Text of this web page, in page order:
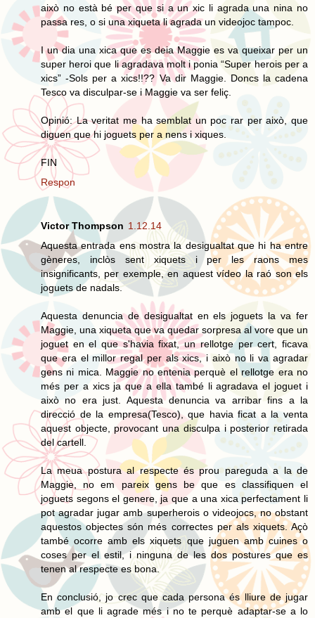
això no està bé per que si a un xic li agrada una nina no
passa res, o si una xiqueta li agrada un videojoc tampoc.
I un dia una xica que es deia Maggie es va queixar per un
super heroi que li agradava molt i ponia “Super herois per a
xics” -Sols per a xics!!?? Va dir Maggie. Doncs la cadena
Tesco va disculpar-se i Maggie va ser feliç.
Opinió: La veritat me ha semblat un poc rar per això, que
diguen que hi joguets per a nens i xiques.
FIN
Respon
Victor Thompson 1.12.14
Aquesta entrada ens mostra la desigualtat que hi ha entre
gèneres, inclòs sent xiquets i per les raons mes
insignificants, per exemple, en aquest vídeo la raó son els
joguets de nadals.
Aquesta denuncia de desigualtat en els joguets la va fer
Maggie, una xiqueta que va quedar sorpresa al vore que un
joguet en el que s'havia fixat, un rellotge per cert, ficava
que era el millor regal per als xics, i això no li va agradar
gens ni mica. Maggie no entenia perquè el rellotge era no
més per a xics ja que a ella també li agradava el joguet i
això no era just. Aquesta denuncia va arribar fins a la
direcció de la empresa(Tesco), que havia ficat a la venta
aquest objecte, provocant una disculpa i posterior retirada
del cartell.
La meua postura al respecte és prou pareguda a la de
Maggie, no em pareix gens be que es classifiquen el
joguets segons el genere, ja que a una xica perfectament li
pot agradar jugar amb superherois o videojocs, no obstant
aquestos objectes són més correctes per als xiquets. Açò
també ocorre amb els xiquets que juguen amb cuines o
coses per el estil, i ninguna de les dos postures que es
tenen al respecte es bona.
En conclusió, jo crec que cada persona és lliure de jugar
amb el que li agrade més i no te perquè adaptar-se a lo